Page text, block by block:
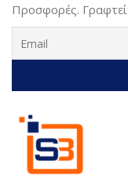
Προσφορές.